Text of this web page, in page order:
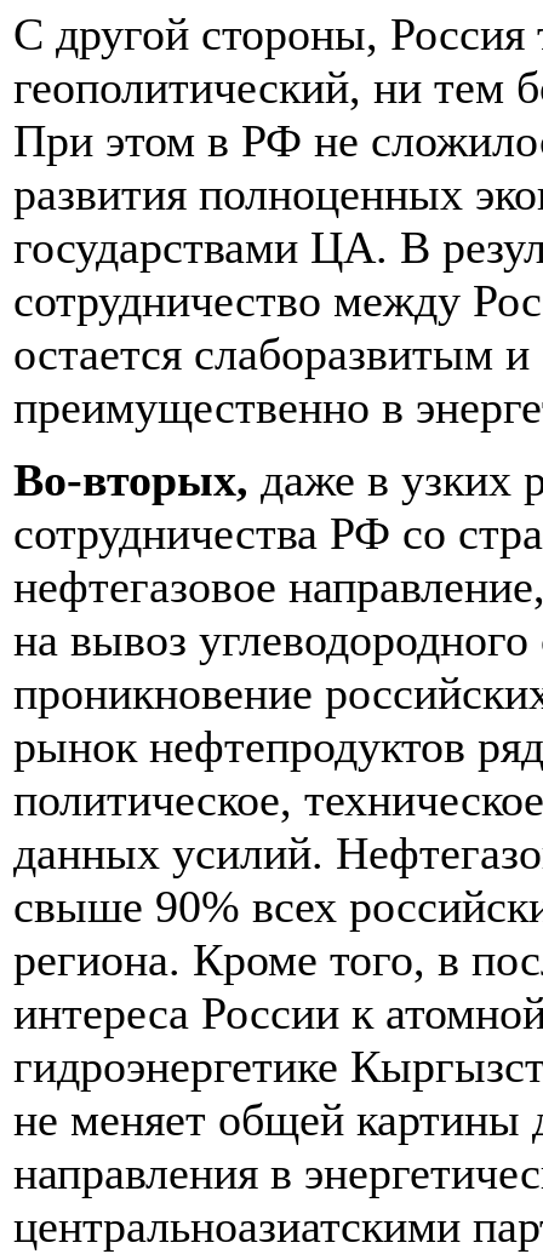
С другой стороны, Россия
геополитический, ни тем
При этом в РФ не
развития полноценных
государствами ЦА. В
сотрудничество между
остается слаборазвитым и
преимущественно в
Во-вторых, даже в узких
сотрудничества РФ со
нефтегазовое
на вывоз
проникновение
рынок нефтепродуктов
политическое,
данных усилий.
свыше 90% всех
региона. Кроме того, в
интереса России к
гидроэнергетике
не меняет общей картины
направления в
центральноазиатскими